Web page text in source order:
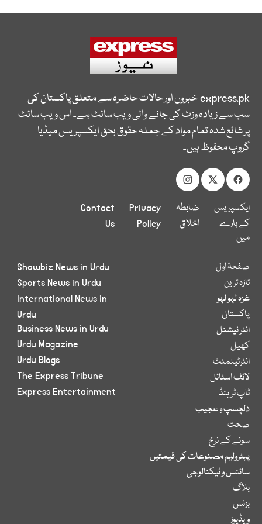
express.pkخبروں اور حالات حاضرہ سے متعلق پاکستان کی
سب سے زیادہ وزٹ کی جانے والی ویب سائٹ ہے۔ اس ویب سائٹ
پر شائع شدہ تمام مواد کے جملہ حقوق بحق ایکسپریس میڈیا
گروپ محفوظ ہیں۔
ایکسپریس
کے بارے
میں
ضابطہ
اخلاق
Privacy
Policy
Contact
Us
صفحۂ اول
تازہ ترین
غزہ لہو لہو
پاکستان
انٹر نیشنل
کھیل
انٹرٹینمنٹ
لائف اسٹائل
ٹاپ ٹرینڈ
دلچسپ و عجیب
صحت
سونے کے نرخ
پیٹرولیم مصنوعات کی قیمتیں
سائنس و ٹیکنالوجی
بلاگ
بزنس
ویڈیوز
Showbiz News in Urdu
Sports News in Urdu
International News in
Urdu
Business News in Urdu
Urdu Magazine
Urdu Blogs
The Express Tribune
Express Entertainment